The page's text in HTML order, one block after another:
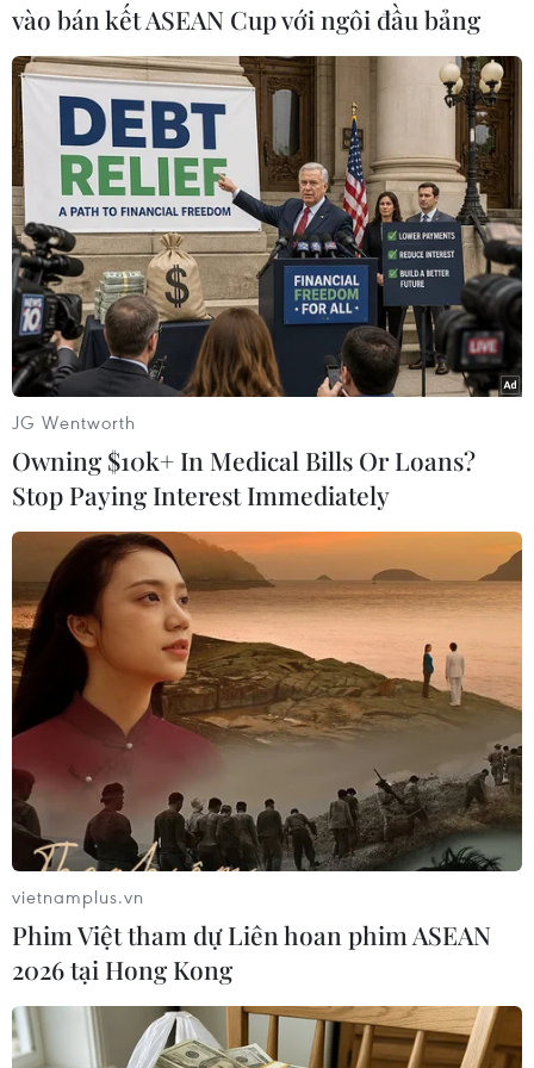
Liên minh châu Âu nhập
khẩu khí tự nhiên hóa lỏng
cao kỷ lục từ Nga
Trong tháng trước, Pháp và Bỉ là
hai nước mua nhiều khí hóa lỏng
của Nga nhất. Hai nước này nhập
LNG từ các doanh nghiệp ở bán
đảo Yamal và thị trấn Vysotsk.
(TTXVN/Vietnam+)
#LNG 2 Bắc Cực
#Khí đốt hóa lỏng
#Doanh nghiệp nước ngoài
#Nga
#Trừng phạt Nga
#Công ty Novatek
Nga
vào bán kết ASEAN Cup với ngôi đầu bảng
JG Wentworth
Owning $10k+ In Medical Bills Or Loans?
Stop Paying Interest Immediately
vietnamplus.vn
Phim Việt tham dự Liên hoan phim ASEAN
2026 tại Hong Kong